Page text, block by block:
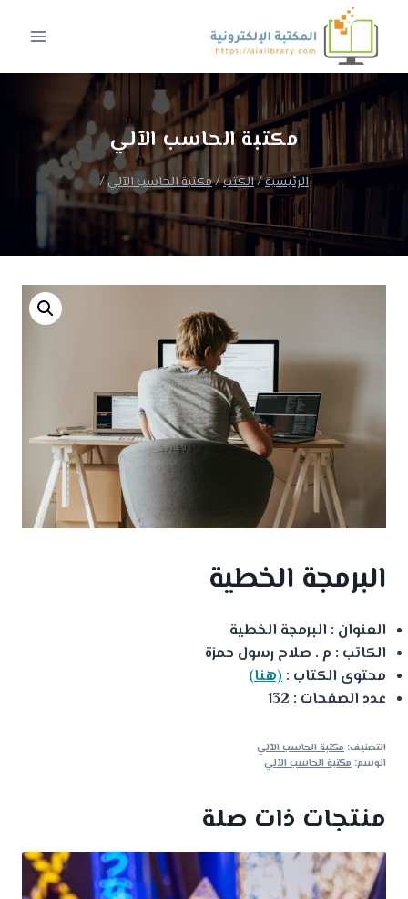
المحتوى
مكتبة الحاسب الآلي
الرئيسية/الكتب/مكتبة الحاسب الآلي/
البرمجة الخطية
العنوان : البرمجة الخطية
الكاتب : م . صلاح رسول حمزة
محتوى الكتاب : (هنا)
عدد الصفحات : 132
التصنيف: مكتبة الحاسب الآلي
الوسم: مكتبة الحاسب الآلي
منتجات ذات صلة